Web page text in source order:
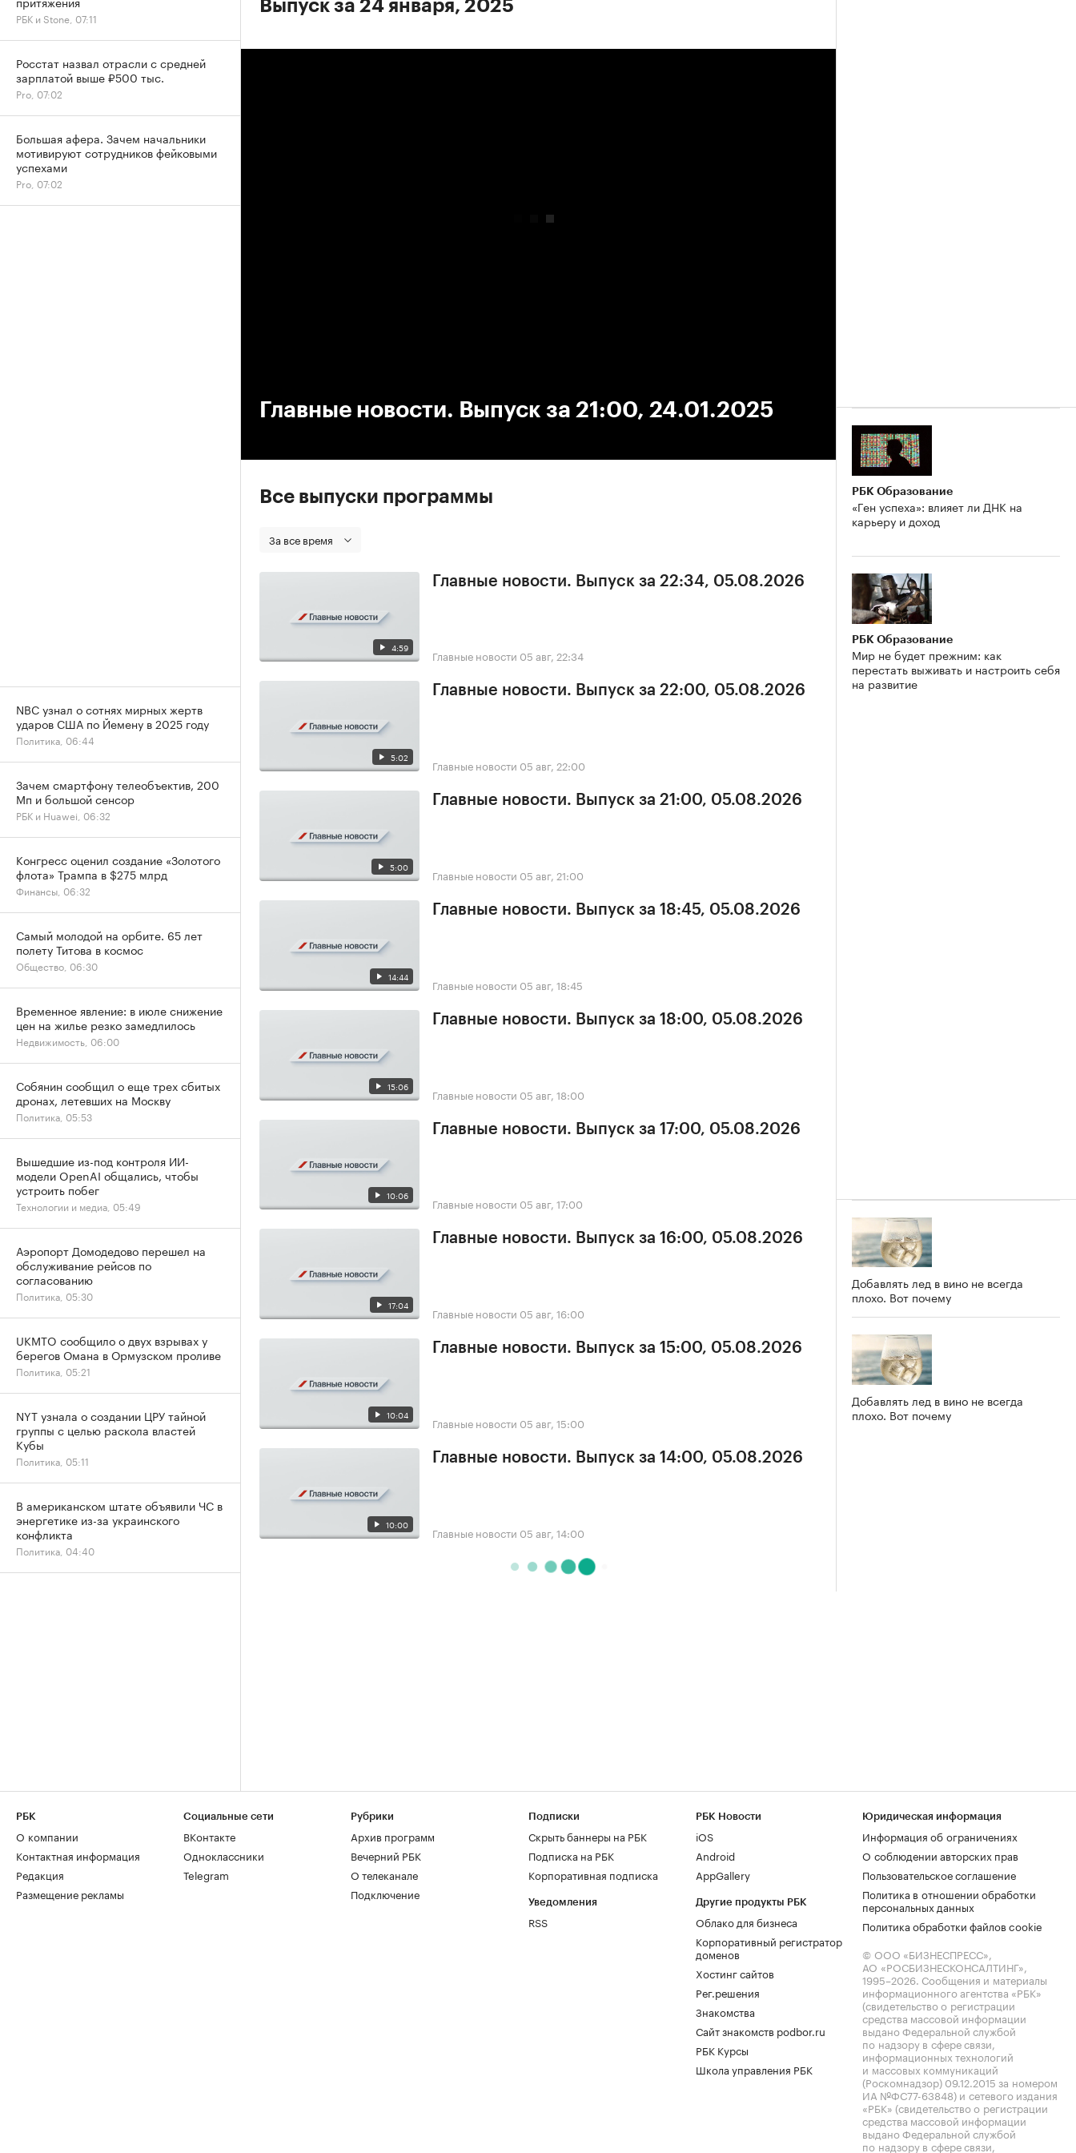
Выпуск за 24 января, 2025
Главные новости. Выпуск за 21:00, 24.01.2025
Все выпуски программы
За все время
4:59
Главные новости. Выпуск за 22:34, 05.08.2026
Главные новости 05 авг, 22:34
5:02
Главные новости. Выпуск за 22:00, 05.08.2026
Главные новости 05 авг, 22:00
5:00
Главные новости. Выпуск за 21:00, 05.08.2026
Главные новости 05 авг, 21:00
14:44
Главные новости. Выпуск за 18:45, 05.08.2026
Главные новости 05 авг, 18:45
15:06
Главные новости. Выпуск за 18:00, 05.08.2026
Главные новости 05 авг, 18:00
10:06
Главные новости. Выпуск за 17:00, 05.08.2026
Главные новости 05 авг, 17:00
17:04
Главные новости. Выпуск за 16:00, 05.08.2026
Главные новости 05 авг, 16:00
10:04
Главные новости. Выпуск за 15:00, 05.08.2026
Главные новости 05 авг, 15:00
10:00
Главные новости. Выпуск за 14:00, 05.08.2026
Главные новости 05 авг, 14:00
РБК Образование
«Ген успеха»: влияет ли ДНК на
карьеру и доход
РБК Образование
Мир не будет прежним: как
перестать выживать и настроить себя
на развитие
Добавлять лед в вино не всегда
плохо. Вот почему
Добавлять лед в вино не всегда
плохо. Вот почему
РБК и Stone, 07:11
Росстат назвал отрасли с средней
зарплатой выше ₽500 тыс.
Pro, 07:02
Большая афера. Зачем начальники
мотивируют сотрудников фейковыми
успехами
Pro, 07:02
NBC узнал о сотнях мирных жертв
ударов США по Йемену в 2025 году
Политика, 06:44
Зачем смартфону телеобъектив, 200
Мп и большой сенсор
РБК и Huawei, 06:32
Конгресс оценил создание «Золотого
флота» Трампа в $275 млрд
Финансы, 06:32
Самый молодой на орбите. 65 лет
полету Титова в космос
Общество, 06:30
Временное явление: в июле снижение
цен на жилье резко замедлилось
Недвижимость, 06:00
Собянин сообщил о еще трех сбитых
дронах, летевших на Москву
Политика, 05:53
Вышедшие из-под контроля ИИ-
модели OpenAI общались, чтобы
устроить побег
Технологии и медиа, 05:49
Аэропорт Домодедово перешел на
обслуживание рейсов по
согласованию
Политика, 05:30
UKMTO сообщило о двух взрывах у
берегов Омана в Ормузском проливе
Политика, 05:21
NYT узнала о создании ЦРУ тайной
группы с целью раскола властей
Кубы
Политика, 05:11
В американском штате объявили ЧС в
энергетике из-за украинского
конфликта
Политика, 04:40
РБК
О компании
Контактная информация
Редакция
Размещение рекламы
Социальные сети
ВКонтакте
Одноклассники
Telegram
Рубрики
Архив программ
Вечерний РБК
О телеканале
Подключение
Подписки
Скрыть баннеры на РБК
Подписка на РБК
Корпоративная подписка
Уведомления
RSS
РБК Новости
iOS
Android
AppGallery
Другие продукты РБК
Облако для бизнеса
Корпоративный регистратор
доменов
Хостинг сайтов
Рег.решения
Знакомства
Сайт знакомств podbor.ru
РБК Курсы
Школа управления РБК
Юридическая информация
Информация об ограничениях
О соблюдении авторских прав
Пользовательское соглашение
Политика в отношении обработки
персональных данных
Политика обработки файлов cookie
© ООО «БИЗНЕСПРЕСС»,
АО «РОСБИЗНЕСКОНСАЛТИНГ»,
1995–2026. Сообщения и материалы
информационного агентства «РБК»
(свидетельство о регистрации
средства массовой информации
выдано Федеральной службой
по надзору в сфере связи,
информационных технологий
и массовых коммуникаций
(Роскомнадзор) 09.12.2015 за номером
ИА №ФС77-63848) и сетевого издания
«РБК» (свидетельство о регистрации
средства массовой информации
выдано Федеральной службой
по надзору в сфере связи,